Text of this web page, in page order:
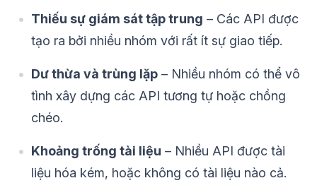
Thiếu sự giám sát tập trung – Các API được
tạo ra bởi nhiều nhóm với rất ít sự giao tiếp.
Dư thừa và trùng lặp – Nhiều nhóm có thể vô
tình xây dựng các API tương tự hoặc chồng
chéo.
Khoảng trống tài liệu – Nhiều API được tài
liệu hóa kém, hoặc không có tài liệu nào cả.